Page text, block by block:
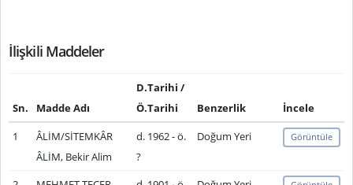
İlişkili Maddeler
Sn. Madde Adı
D.Tarihi /
Ö.Tarihi
Benzerlik
İncele
1
ÂLİM/SİTEMKÂR
ÂLİM, Bekir Alim
d. 1962 - ö.
?
Doğum Yeri Görüntüle